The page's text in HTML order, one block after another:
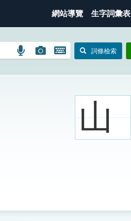
網站導覽 生字詞彙表
語
搜
圖
搜
開
鍵
詞條檢索
山